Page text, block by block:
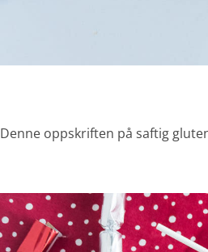
Denne oppskriften på saftig